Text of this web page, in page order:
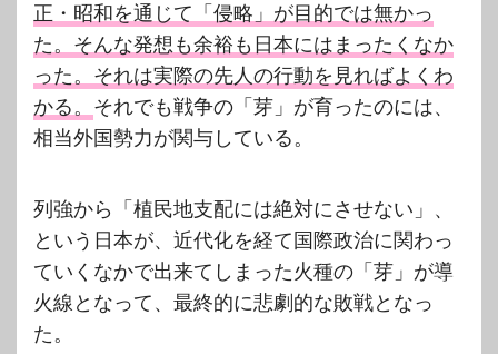
正・昭和を通じて「侵略」が目的では無かっ
た。そんな発想も余裕も日本にはまったくなか
った。それは実際の先人の行動を見ればよくわ
かる。 それでも戦争の「芽」が育ったのには、
相当外国勢力が関与している。
列強から「植民地支配には絶対にさせない」、
という日本が、近代化を経て国際政治に関わっ
ていくなかで出来てしまった火種の「芽」が導
火線となって、最終的に悲劇的な敗戦となっ
た。